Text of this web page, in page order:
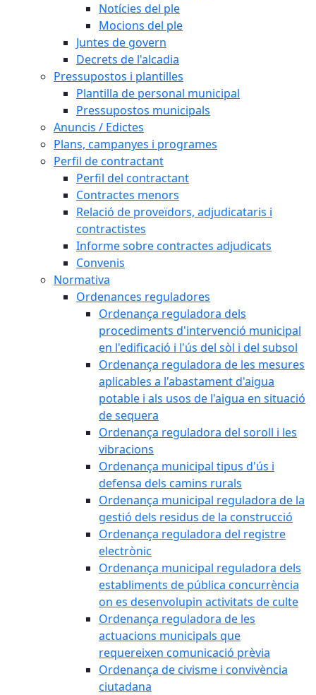
Notícies del ple
Mocions del ple
Juntes de govern
Decrets de l'alcadia
Pressupostos i plantilles
Plantilla de personal municipal
Pressupostos municipals
Anuncis / Edictes
Plans, campanyes i programes
Perfil de contractant
Perfil del contractant
Contractes menors
Relació de proveïdors, adjudicataris i
contractistes
Informe sobre contractes adjudicats
Convenis
Normativa
Ordenances reguladores
Ordenança reguladora dels
procediments d'intervenció municipal
en l'edificació i l'ús del sòl i del subsol
Ordenança reguladora de les mesures
aplicables a l'abastament d'aigua
potable i als usos de l'aigua en situació
de sequera
Ordenança reguladora del soroll i les
vibracions
Ordenança municipal tipus d'ús i
defensa dels camins rurals
Ordenança municipal reguladora de la
gestió dels residus de la construcció
Ordenança reguladora del registre
electrònic
Ordenança municipal reguladora dels
establiments de pública concurrència
on es desenvolupin activitats de culte
Ordenança reguladora de les
actuacions municipals que
requereixen comunicació prèvia
Ordenança de civisme i convivència
ciutadana